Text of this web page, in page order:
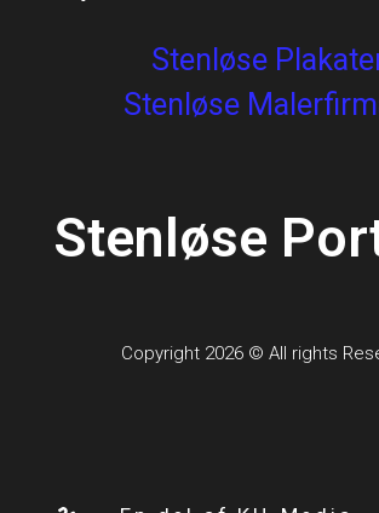
Stenløse
Stenløse
Stenløse
Copyright 2026 © All rights